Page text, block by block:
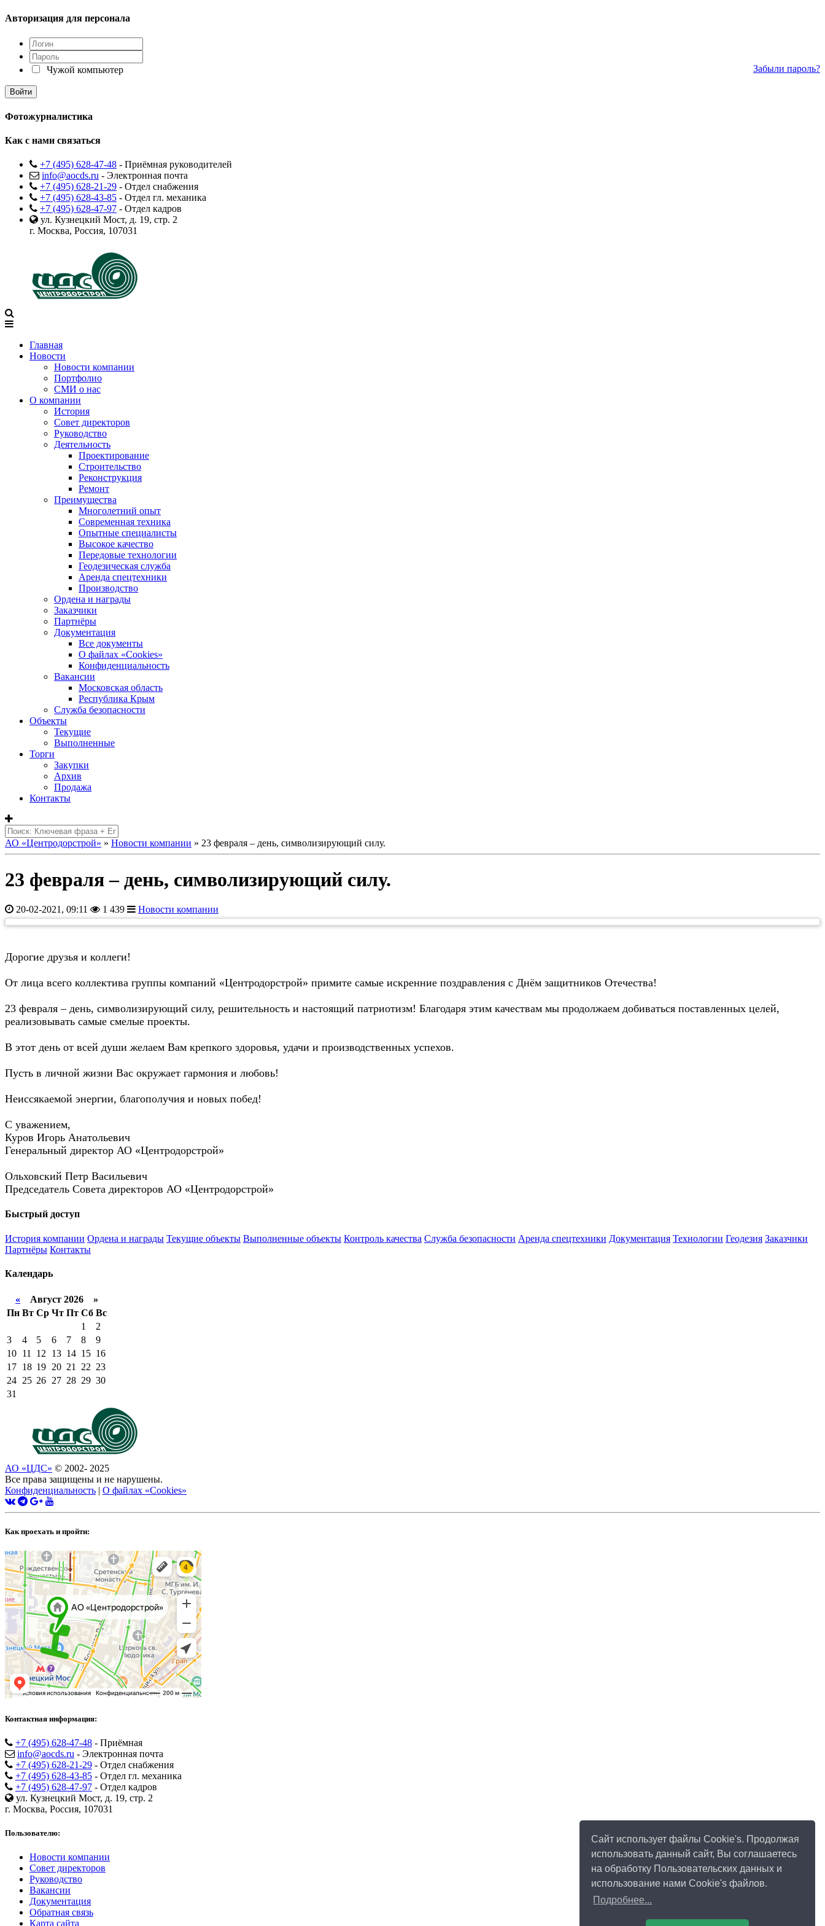
Сайт использует файлы Cookie's. Продолжая
использовать данный сайт, Вы соглашаетесь
на обработку Пользовательских данных и
использование нами Cookie's файлов.
Подробнее...
Авторизация для персонала
Чужой компьютер Забыли пароль?
Фотожурналистика
Как с нами связаться
+7 (495) 628-47-48 - Приёмная руководителей
info@aocds.ru - Электронная почта
+7 (495) 628-21-29 - Отдел снабжения
+7 (495) 628-43-85 - Отдел гл. механика
+7 (495) 628-47-97 - Отдел кадров
ул. Кузнецкий Мост, д. 19, стр. 2
г. Москва, Россия, 107031
Главная
Новости
Новости компании
Портфолио
СМИ о нас
О компании
История
Совет директоров
Руководство
Деятельность
Проектирование
Строительство
Реконструкция
Ремонт
Преимущества
Многолетний опыт
Современная техника
Опытные специалисты
Высокое качество
Передовые технологии
Геодезическая служба
Аренда спецтехники
Производство
Ордена и награды
Заказчики
Партнёры
Документация
Все документы
О файлах «Сookies»
Конфиденциальность
Вакансии
Московская область
Республика Крым
Служба безопасности
Объекты
Текущие
Выполненные
Торги
Закупки
Архив
Продажа
Контакты
АО «Центродорстрой» » Новости компании » 23 февраля – день, символизирующий силу.
23 февраля – день, символизирующий силу.
20-02-2021, 09:11 1 439 Новости компании
Дорогие друзья и коллеги!
От лица всего коллектива группы компаний «Центродорстрой» примите самые искренние поздравления с Днём защитников Отечества!
23 февраля – день, символизирующий силу, решительность и настоящий патриотизм! Благодаря этим качествам мы продолжаем добиваться поставленных целей,
реализовывать самые смелые проекты.
В этот день от всей души желаем Вам крепкого здоровья, удачи и производственных успехов.
Пусть в личной жизни Вас окружает гармония и любовь!
Неиссякаемой энергии, благополучия и новых побед!
С уважением,
Куров Игорь Анатольевич
Генеральный директор АО «Центродорстрой»
Ольховский Петр Васильевич
Председатель Совета директоров АО «Центродорстрой»
Быстрый доступ
История компании Ордена и награды Текущие объекты Выполненные объекты Контроль качества Служба безопасности Аренда спецтехники Документация Технологии Геодезия Заказчики
Партнёры Контакты
Календарь
« Август 2026 »
Пн Вт Ср Чт Пт Сб Вс
1
2
3
4 5 6 7 8
9
10 11 12 13 14 15 16
17 18 19 20 21 22 23
24 25 26 27 28 29 30
31
АО «ЦДС» © 2002- 2025
Все права защищены и не нарушены.
Конфиденциальность | О файлах «Сookies»
Как проехать и пройти:
Контактная информация:
+7 (495) 628-47-48 - Приёмная
info@aocds.ru - Электронная почта
+7 (495) 628-21-29 - Отдел снабжения
+7 (495) 628-43-85 - Отдел гл. механика
+7 (495) 628-47-97 - Отдел кадров
ул. Кузнецкий Мост, д. 19, стр. 2
г. Москва, Россия, 107031
Пользователю:
Новости компании
Совет директоров
Руководство
Вакансии
Документация
Обратная связь
Карта сайта